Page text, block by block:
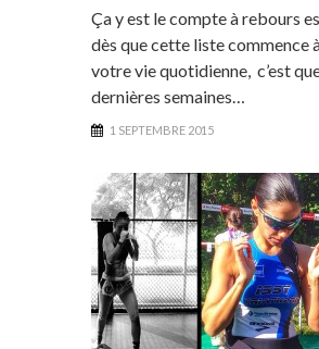
Ça y est le compte à rebours
dès que cette liste commence
votre vie quotidienne, c’est
dernières semaines…
1 SEPTEMBRE 2015